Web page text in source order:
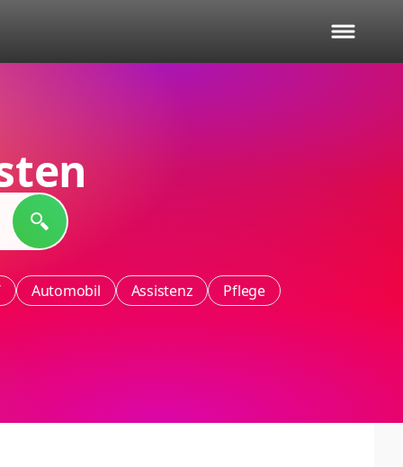
Automobil Assistenz Pflege